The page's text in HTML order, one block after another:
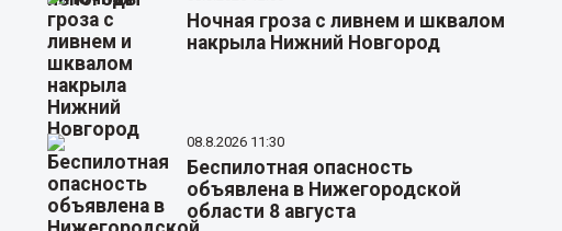
Ночная гроза с ливнем и шквалом
накрыла Нижний Новгород
08.8.2026 11:30
Беспилотная опасность
объявлена в Нижегородской
области 8 августа